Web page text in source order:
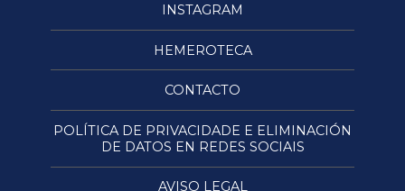
INSTAGRAM
HEMEROTECA
CONTACTO
POLÍTICA DE PRIVACIDADE E ELIMINACIÓN
DE DATOS EN REDES SOCIAIS
AVISO LEGAL